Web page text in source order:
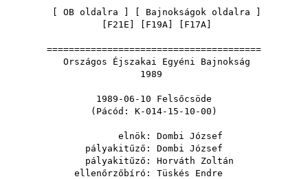
OB oldalra Bajnokságok oldalra
F21E F19A F17A
=======================================
Országos Éjszakai Egyéni Bajnokság
1989
1989-06-10 Felsőcsöde
(Pácód: K-014-15-10-00)
elnök: Dombi József
pályakitűző: Dombi József
pályakitűző: Horváth Zoltán
ellenőrzőbíró: Tüskés Endre